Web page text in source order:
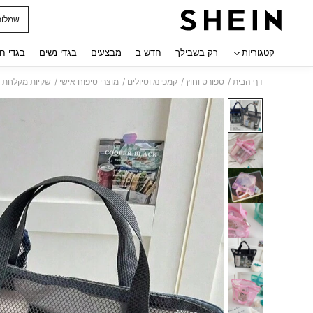
קטגוריות רק בשבילך חדש ב מבצעים בגדי נשים בגדי
דף הבית / ספורט וחוץ / קמפינג וטיולים / מוצרי טיפוח אישי / שקיות מקלחת